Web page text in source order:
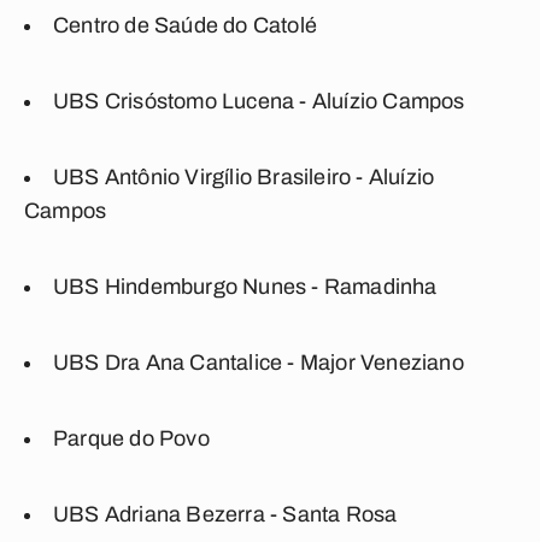
Centro de Saúde do Catolé
UBS Crisóstomo Lucena - Aluízio Campos
UBS Antônio Virgílio Brasileiro - Aluízio
Campos
UBS Hindemburgo Nunes - Ramadinha
UBS Dra Ana Cantalice - Major Veneziano
Parque do Povo
UBS Adriana Bezerra - Santa Rosa